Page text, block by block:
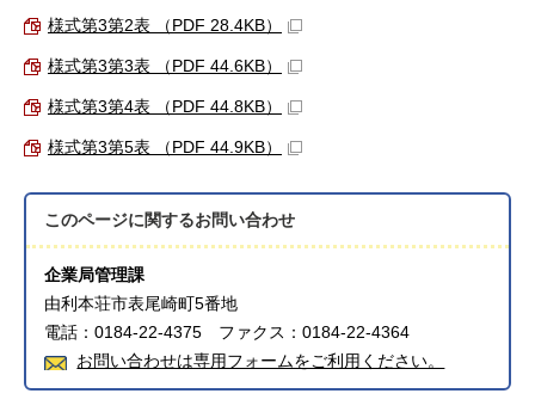
様式第3第2表 （PDF 28.4KB）
様式第3第3表 （PDF 44.6KB）
様式第3第4表 （PDF 44.8KB）
様式第3第5表 （PDF 44.9KB）
このページに関するお問い合わせ
企業局管理課
由利本荘市表尾崎町5番地
電話：0184-22-4375 ファクス：0184-22-4364
お問い合わせは専用フォームをご利用ください。